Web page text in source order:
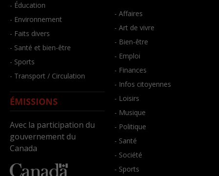
- Éducation
- Environnement
- Faits divers
- Santé et bien-être
- Sports
- Transport / Circulation
ÉMISSIONS
Avec la participation du
gouvernement du
Canada
- Affaires
- Art de vivre
- Bien-être
- Emploi
- Finances
- Infos citoyennes
- Loisirs
- Musique
- Politique
- Santé
- Société
- Sports